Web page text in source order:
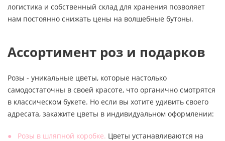
логистика и собственный склад для хранения позволяет
нам постоянно снижать цены на волшебные бутоны.
Ассортимент роз и подарков
Розы - уникальные цветы, которые настолько
самодостаточны в своей красоте, что органично смотрятся
в классическом букете. Но если вы хотите удивить своего
адресата, закажите цветы в индивидуальном оформлении:
Розы в шляпной коробке. Цветы устанавливаются на